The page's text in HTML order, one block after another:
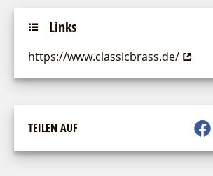
Links
https://www.classicbrass.de/
TEILEN AUF